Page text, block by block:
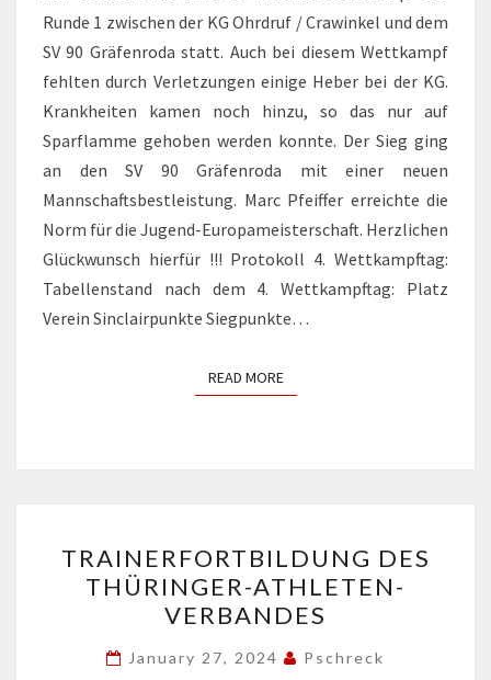
Runde 1 zwischen der KG Ohrdruf / Crawinkel und dem
SV 90 Gräfenroda statt. Auch bei diesem Wettkampf
fehlten durch Verletzungen einige Heber bei der KG.
Krankheiten kamen noch hinzu, so das nur auf
Sparflamme gehoben werden konnte. Der Sieg ging
an den SV 90 Gräfenroda mit einer neuen
Mannschaftsbestleistung. Marc Pfeiffer erreichte die
Norm für die Jugend-Europameisterschaft. Herzlichen
Glückwunsch hierfür !!! Protokoll 4. Wettkampftag:
Tabellenstand nach dem 4. Wettkampftag: Platz
Verein Sinclairpunkte Siegpunkte…
READ MOREREAD MORE
DES
THÜRINGER-
ATHLETEN-
VERBANDES
TRAINERFORTBILDUNG DES
THÜRINGER-ATHLETEN-
VERBANDES
January 27, 2024 Pschreck